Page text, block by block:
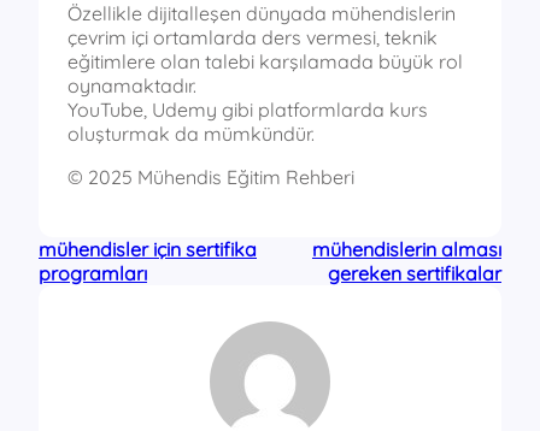
Özellikle dijitalleşen dünyada mühendislerin
çevrim içi ortamlarda ders vermesi, teknik
eğitimlere olan talebi karşılamada büyük rol
oynamaktadır.
YouTube, Udemy gibi platformlarda kurs
oluşturmak da mümkündür.
© 2025 Mühendis Eğitim Rehberi
mühendisler için sertifika
programları
mühendislerin alması
gereken sertifikalar